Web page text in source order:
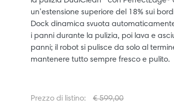
un’estensione superiore del 18% sui
Dock dinamica svuota
i panni durante la pulizia, poi lava e
panni; il robot si pulisce da solo al
mantenere tutto sempre fresco e pulito.
Prezzo di listino: € 599,00